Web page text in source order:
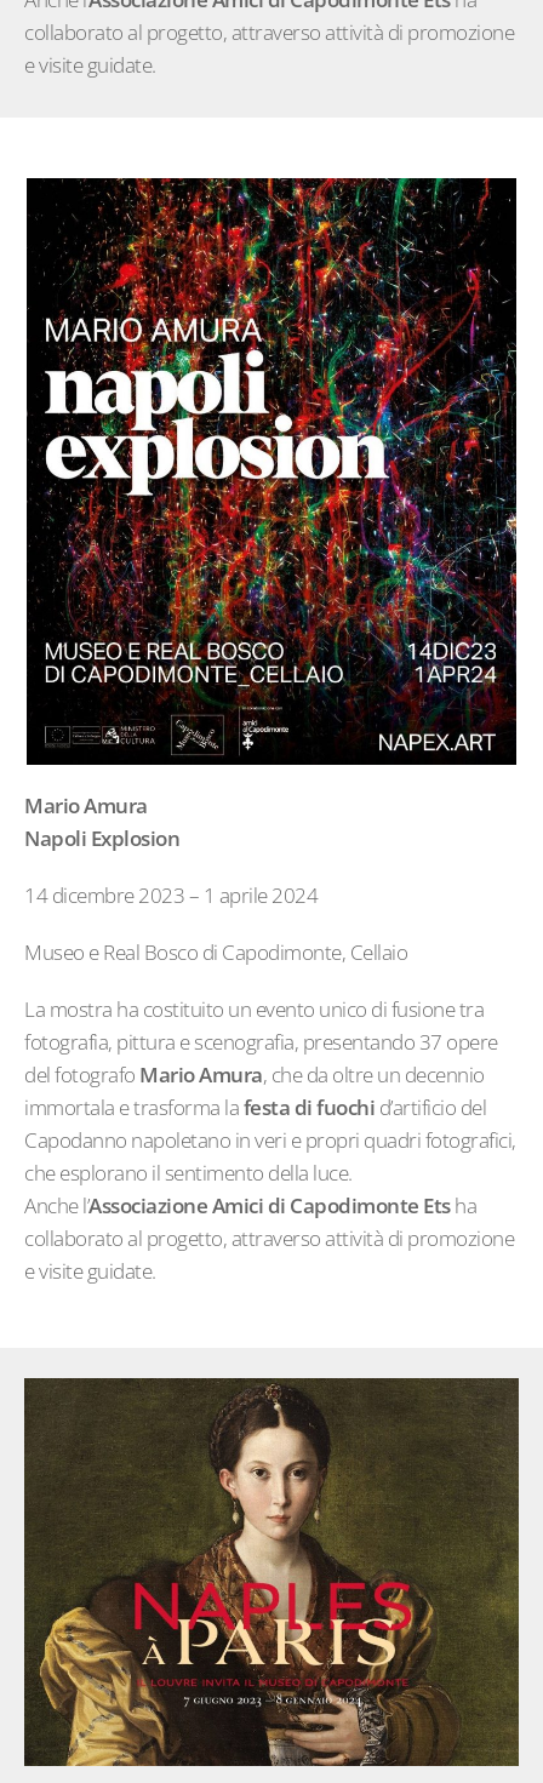
collaborato al progetto, attraverso attività di promozione
e visite guidate.
Mario Amura
Napoli Explosion
14 dicembre 2023 – 1 aprile 2024
Museo e Real Bosco di Capodimonte, Cellaio
La mostra ha costituito un evento unico di fusione tra
fotografia, pittura e scenografia, presentando 37 opere
del fotografo Mario Amura, che da oltre un decennio
immortala e trasforma lafesta di fuochi d’artificio del
Capodanno napoletano in veri e propri quadri fotografici,
che esplorano il sentimento della luce.
Anche l’Associazione Amici di Capodimonte Etsha
collaborato al progetto, attraverso attività di promozione
e visite guidate.